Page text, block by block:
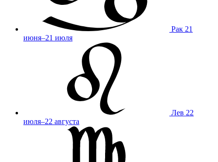
Рак 21
июня–21 июля
Лев 22
июля–22 августа